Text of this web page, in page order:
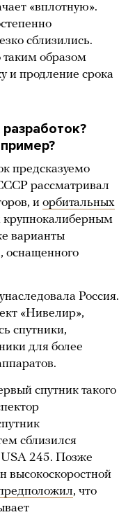
«вплотную».
сблизились.
таким образом
и продление срока
предсказуемо
рассматривал
и орбитальных
крупнокалиберным
варианты
оснащенного
Россия.
«Нивелир»,
спутники,
для более
спутник такого
сблизился
245. Позже
высокоскоростной
, что